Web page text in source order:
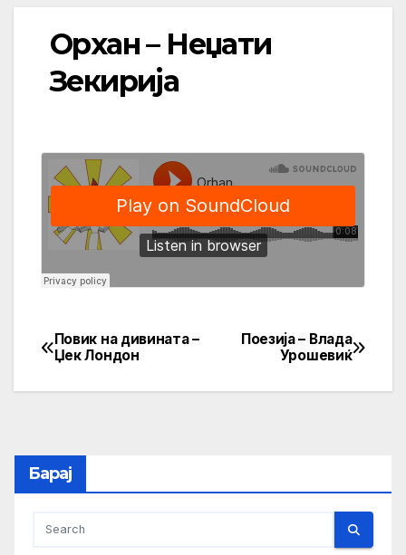
Орхан – Неџати
Зекирија
Post
navigation
Поезија – Влада
Урошевиќ
Повик на дивината –
Џек Лондон
Барај